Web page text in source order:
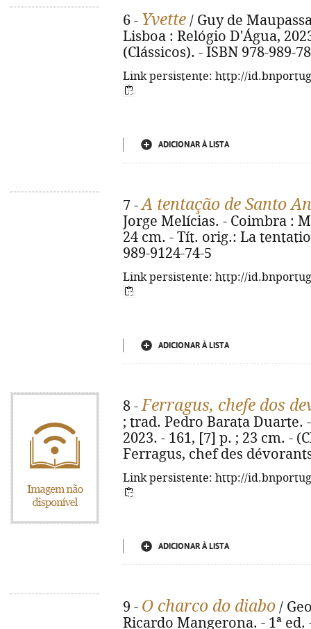
6 - Yvette / Guy de
Lisboa : Relógio D'Água,
(Clássicos). - ISBN 978-989-
Link persistente: http://
ADICIONAR À LISTA
7 -A tentação de Santo
Jorge Melícias. - Coimbra :
24 cm. - Tít. orig.: La
989-9124-74-5
Link persistente: http://
ADICIONAR À LISTA
8 -Ferragus, chefe dos
; trad. Pedro Barata Duarte.
2023. - 161, [7] p. ; 23 cm. -
Ferragus, chef des
Link persistente: http://
ADICIONAR À LISTA
9 - O charco do diabo /
Ricardo Mangerona. - 1ª